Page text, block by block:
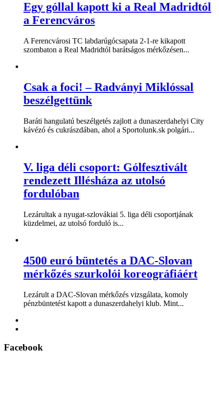
Egy góllal kapott ki a Real Madridtól
a Ferencváros
A Ferencvárosi TC labdarúgócsapata 2-1-re kikapott
szombaton a Real Madridtól barátságos mérkőzésen...
Csak a foci! – Radványi Miklóssal
beszélgettünk
Baráti hangulatú beszélgetés zajlott a dunaszerdahelyi City
kávézó és cukrászdában, ahol a Sportolunk.sk polgári...
V. liga déli csoport: Gólfesztivált
rendezett Illésháza az utolsó
fordulóban
Lezárultak a nyugat-szlovákiai 5. liga déli csoportjának
küzdelmei, az utolsó forduló is...
4500 euró büntetés a DAC-Slovan
mérkőzés szurkolói koreográfiáért
Lezárult a DAC-Slovan mérkőzés vizsgálata, komoly
pénzbüntetést kapott a dunaszerdahelyi klub. Mint...
Facebook